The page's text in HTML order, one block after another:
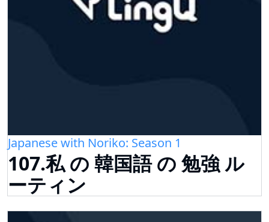
Japanese with Noriko: Season 1
107.私 の 韓国語 の 勉強 ル
ーティン